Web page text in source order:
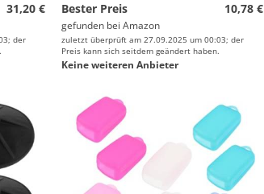
31,20 €
der
Bester Preis
10,78 €
gefunden bei Amazon
zuletzt überprüft am 27.09.2025 um 00:03; der
Preis kann sich seitdem geändert haben.
Keine weiteren Anbieter